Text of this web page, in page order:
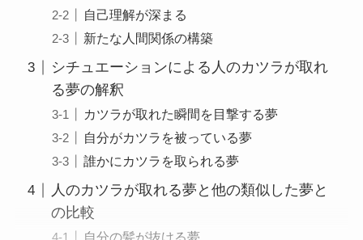
自己理解が深まる
新たな人間関係の構築
シチュエーションによる人のカツラが取れ
る夢の解釈
カツラが取れた瞬間を目撃する夢
自分がカツラを被っている夢
誰かにカツラを取られる夢
人のカツラが取れる夢と他の類似した夢と
の比較
自分の髪が抜ける夢